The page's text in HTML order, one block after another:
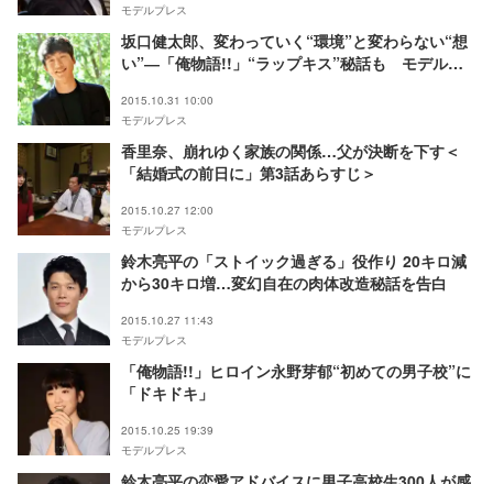
モデルプレス
坂口健太郎、変わっていく“環境”と変わらない“想
い”―「俺物語!!」“ラップキス”秘話も モデルプ
2015.10.31 10:00
モデルプレス
香里奈、崩れゆく家族の関係…父が決断を下す＜
「結婚式の前日に」第3話あらすじ＞
2015.10.27 12:00
モデルプレス
鈴木亮平の「ストイック過ぎる」役作り 20キロ減
から30キロ増…変幻自在の肉体改造秘話を告白
2015.10.27 11:43
モデルプレス
「俺物語!!」ヒロイン永野芽郁“初めての男子校”に
「ドキドキ」
2015.10.25 19:39
モデルプレス